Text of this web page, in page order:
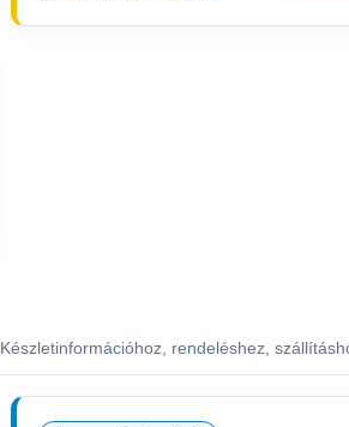
Készletinformációhoz, rendeléshez,